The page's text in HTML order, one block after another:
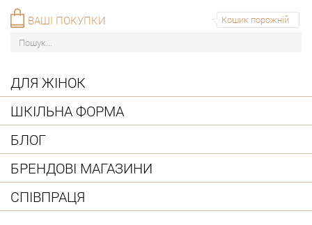
Кошик порожній
ВАШІ ПОКУПКИ
ДЛЯ ЖІНОК
ШКІЛЬНА ФОРМА
БЛОГ
БРЕНДОВІ МАГАЗИНИ
СПІВПРАЦЯ